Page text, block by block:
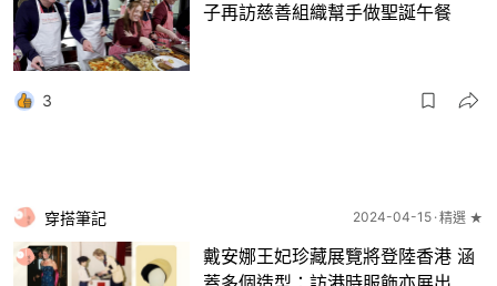
子再訪慈善組織幫手做聖誕午餐
3
穿搭筆記 2024-04-15 精選 ★
戴安娜王妃珍藏展覽將登陸香港 涵